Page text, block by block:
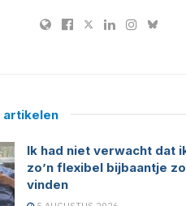
artikelen
Ik had niet verwacht dat
zo’n flexibel bijbaantje
vinden